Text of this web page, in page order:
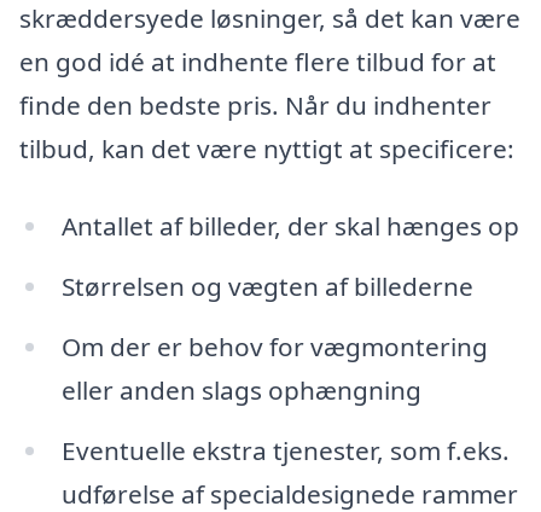
skræddersyede løsninger, så det kan være
en god idé at indhente flere tilbud for at
finde den bedste pris. Når du indhenter
tilbud, kan det være nyttigt at specificere:
Antallet af billeder, der skal hænges op
Størrelsen og vægten af billederne
Om der er behov for vægmontering
eller anden slags ophængning
Eventuelle ekstra tjenester, som f.eks.
udførelse af specialdesignede rammer